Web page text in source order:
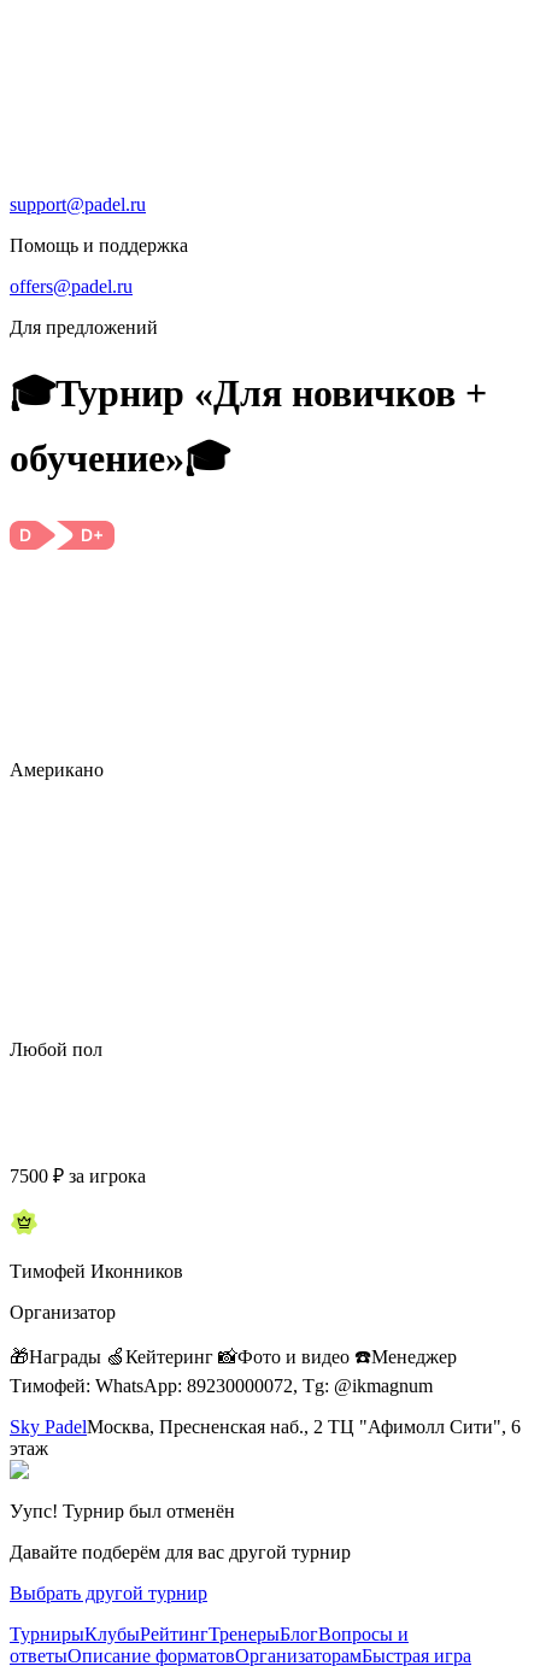
support@padel.ru
Помощь и поддержка
offers@padel.ru
Для предложений
🎓Турнир «Для новичков +
обучение»🎓
Американо
Любой пол
7500 ₽ за игрока
Тимофей Иконников
Организатор
🎁Награды 🍏Кейтеринг 📸Фото и видео ☎️Менеджер
Тимофей: WhatsApp: 89230000072, Tg: @ikmagnum
Sky PadelМосква, Пресненская наб., 2 ТЦ "Афимолл Сити", 6
этаж
Уупс! Турнир был отменён
Давайте подберём для вас другой турнир
Выбрать другой турнир
ТурнирыКлубыРейтингТренерыБлогВопросы и
ответыОписание форматовОрганизаторамБыстрая игра